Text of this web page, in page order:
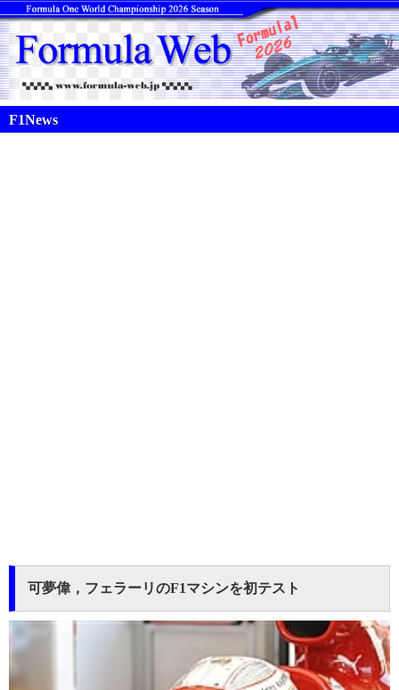
F1News
可夢偉，フェラーリのF1マシンを初テスト